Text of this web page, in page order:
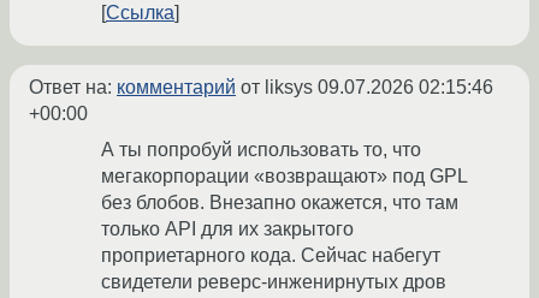
Ссылка
Ответ на: комментарий от liksys 09.07.2026 02:15:46
+00:00
А ты попробуй использовать то, что
мегакорпорации «возвращают» под GPL
без блобов. Внезапно окажется, что там
только API для их закрытого
проприетарного кода. Сейчас набегут
свидетели реверс-инженирнутых дров